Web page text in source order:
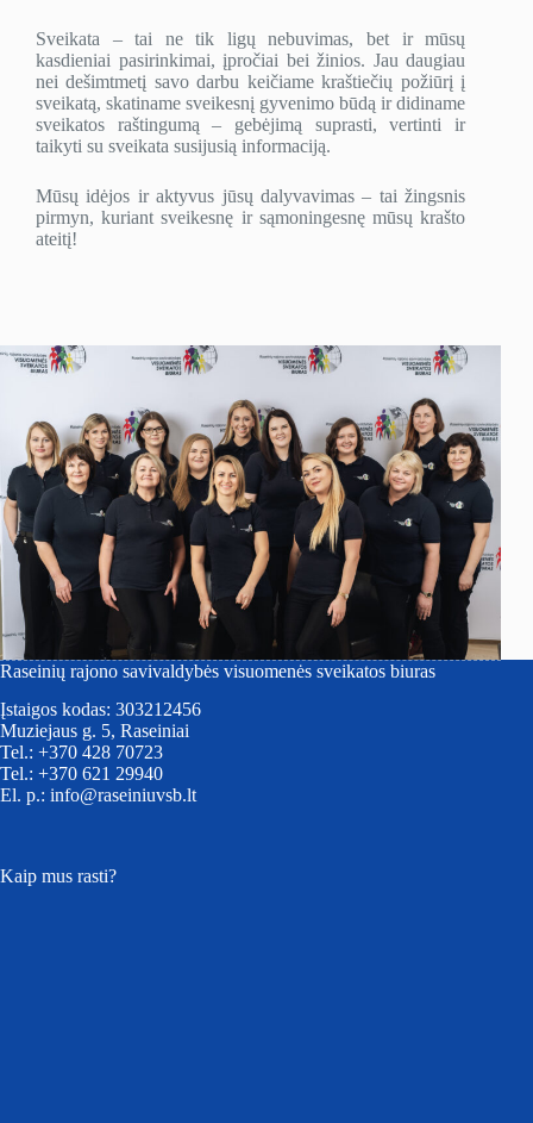
Sveikata – tai ne tik ligų nebuvimas, bet ir mūsų
kasdieniai pasirinkimai, įpročiai bei žinios. Jau daugiau
nei dešimtmetį savo darbu keičiame kraštiečių požiūrį į
sveikatą, skatiname sveikesnį gyvenimo būdą ir didiname
sveikatos raštingumą – gebėjimą suprasti, vertinti ir
taikyti su sveikata susijusią informaciją.
Mūsų idėjos ir aktyvus jūsų dalyvavimas – tai žingsnis
pirmyn, kuriant sveikesnę ir sąmoningesnę mūsų krašto
ateitį!
Raseinių rajono savivaldybės visuomenės sveikatos biuras
Įstaigos kodas: 303212456
Muziejaus g. 5, Raseiniai
Tel.: +370 428 70723
Tel.: +370 621 29940
El. p.: info@raseiniuvsb.lt
Kaip mus rasti?